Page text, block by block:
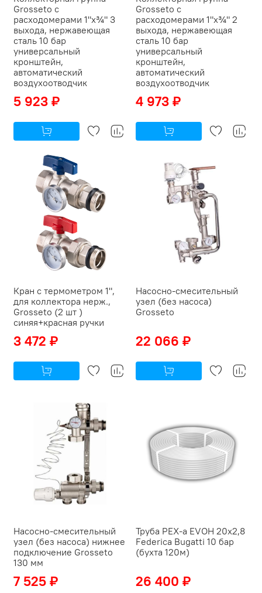
Grosseto с
расходомерами 1"x¾" 3
выхода, нержавеющая
сталь 10 бар
универсальный
кронштейн,
автоматический
воздухоотводчик
5 923 ₽
Grosseto с
расходомерами 1"x¾" 2
выхода, нержавеющая
сталь 10 бар
универсальный
кронштейн,
автоматический
воздухоотводчик
4 973 ₽
Кран с термометром 1",
для коллектора нерж.,
Grosseto (2 шт )
синяя+красная ручки
3 472 ₽
Насосно-смесительный
узел (без насоса)
Grosseto
22 066 ₽
Насосно-смесительный
узел (без насоса) нижнее
подключение Grosseto
130 мм
7 525 ₽
Труба PEX-a EVOH 20x2,8
Federica Bugatti 10 бар
(бухта 120м)
26 400 ₽